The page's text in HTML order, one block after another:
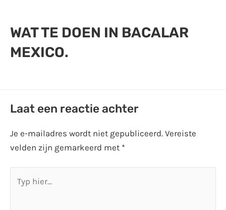
WAT TE DOEN IN BACALAR
MEXICO.
Laat een reactie achter
Je e-mailadres wordt niet gepubliceerd. Vereiste
velden zijn gemarkeerd met *
hier...